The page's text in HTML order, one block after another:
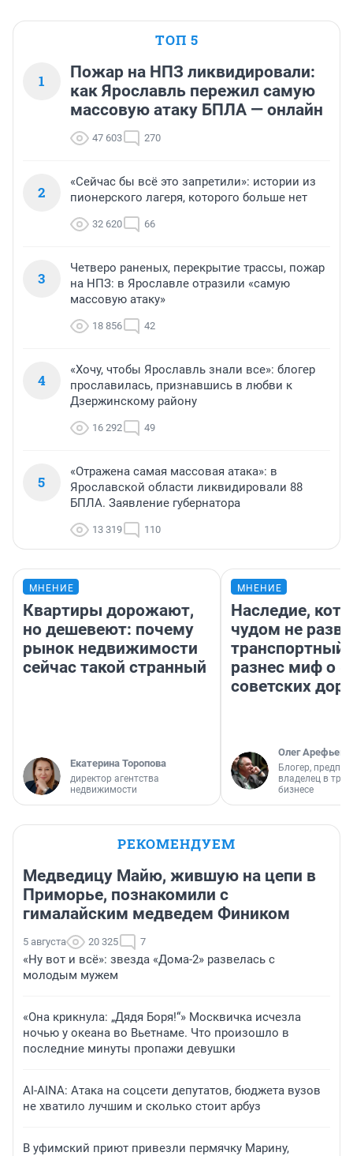
ТОП 5
1
Пожар на НПЗ ликвидировали:
как Ярославль пережил самую
массовую атаку БПЛА — онлайн
47 603 270
2
«Сейчас бы всё это запретили»: истории из
пионерского лагеря, которого больше нет
32 620 66
3
Четверо раненых, перекрытие трассы, пожар
на НПЗ: в Ярославле отразили «самую
массовую атаку»
18 856 42
4
«Хочу, чтобы Ярославль знали все»: блогер
прославилась, признавшись в любви к
Дзержинскому району
16 292 49
5
«Отражена самая массовая атака»: в
Ярославской области ликвидировали 88
БПЛА. Заявление губернатора
13 319 110
МНЕНИЕ
Квартиры дорожают,
но дешевеют: почему
рынок недвижимости
сейчас такой странный
Екатерина Торопова
директор агентства
недвижимости
МНЕНИЕ
Наследие,
чудом не
транспортный
разнес миф о
советских
Олег Арефьев
Блогер,
владелец в
бизнесе
РЕКОМЕНДУЕМ
Медведицу Майю, жившую на цепи в
Приморье, познакомили с
гималайским медведем Фиником
5 августа 20 325 7
«Ну вот и всё»: звезда «Дома-2» развелась с
молодым мужем
«Она крикнула: „Дядя Боря!“» Москвичка исчезла
ночью у океана во Вьетнаме. Что произошло в
последние минуты пропажи девушки
AI-AINA: Атака на соцсети депутатов, бюджета вузов
не хватило лучшим и сколько стоит арбуз
В уфимский приют привезли пермячку Марину,